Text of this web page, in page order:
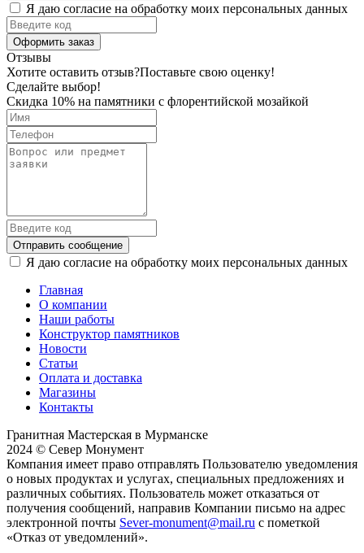
Я даю согласие на обработку моих персональных данных
Оформить заказ
Отзывы
Хотите оставить отзыв?Поставьте свою оценку!
Сделайте выбор!
Скидка 10% на памятники с флорентийской мозайкой
Отправить сообщение
Я даю согласие на обработку моих персональных данных
Главная
О компании
Наши работы
Конструктор памятников
Новости
Статьи
Оплата и доставка
Магазины
Контакты
Гранитная Мастерская в Мурманске
2024 © Север Монумент
Компания имеет право отправлять Пользователю уведомления
о новых продуктах и услугах, специальных предложениях и
различных событиях. Пользователь может отказаться от
получения сообщений, направив Компании письмо на адрес
электронной почты Sever-monument@mail.ru с пометкой
«Отказ от уведомлений».